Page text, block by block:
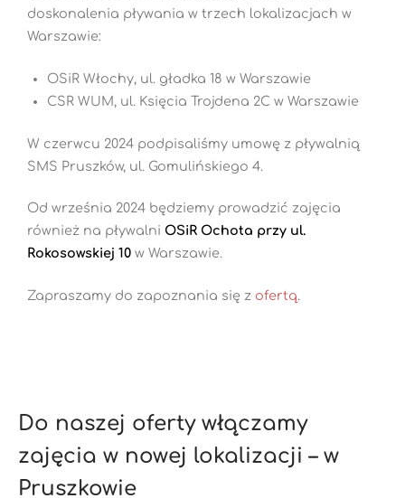
doskonalenia pływania w trzech lokalizacjach w
Warszawie:
OSiR Włochy, ul. gładka 18 w Warszawie
CSR WUM, ul. Księcia Trojdena 2C w Warszawie
W czerwcu 2024 podpisaliśmy umowę z pływalnią
SMS Pruszków, ul. Gomulińskiego 4.
Od września 2024 będziemy prowadzić zajęcia
również na pływalni OSiR Ochota przy ul.
Rokosowskiej 10 w Warszawie.
Zapraszamy do zapoznania się z ofertą.
Do naszej oferty włączamy
zajęcia w nowej lokalizacji – w
Pruszkowie